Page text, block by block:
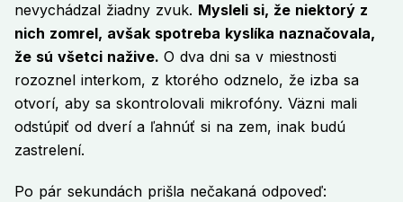
nevychádzal žiadny zvuk. Mysleli si, že niektorý z
nich zomrel, avšak spotreba kyslíka naznačovala,
že sú všetci nažive. O dva dni sa v miestnosti
rozoznel interkom, z ktorého odznelo, že izba sa
otvorí, aby sa skontrolovali mikrofóny. Väzni mali
odstúpiť od dverí a ľahnúť si na zem, inak budú
zastrelení.
Po pár sekundách prišla nečakaná odpoveď: